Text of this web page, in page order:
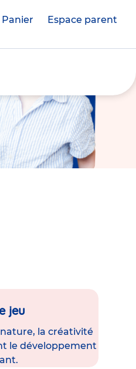
Panier crèche(s)
Espace parent
jeu
la créativité
le développement